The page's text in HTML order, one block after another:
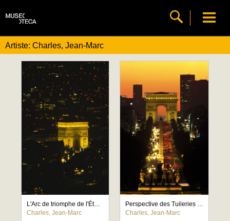
Artiste: Charles, Jean-Marc
L'Arc de triomphe de l'Étoile, de nuit, côté sud-est
Charles, Jean-Marc
Perspective des Tuileries à la Défense, avec l'avenue des Champs-Élysées et l'Arc de triomphe de l'Étoile illuminé
Charles, Jean-Marc